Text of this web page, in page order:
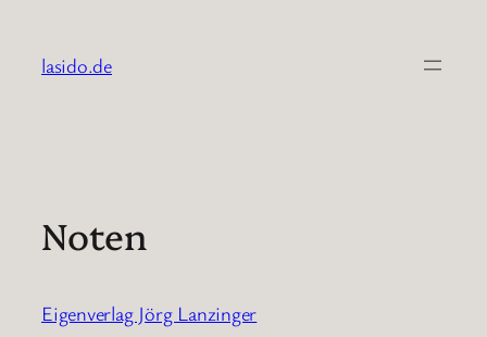
Inhalt
springen
lasido.de
Noten
Eigenverlag Jörg Lanzinger